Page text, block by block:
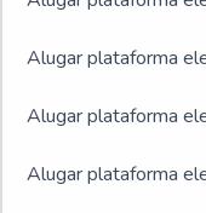
Alugar plataforma
Alugar plataforma
Alugar plataforma